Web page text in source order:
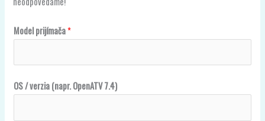
O
S
á
Model prijímača*
OS / verzia (napr. OpenATV 7.4)